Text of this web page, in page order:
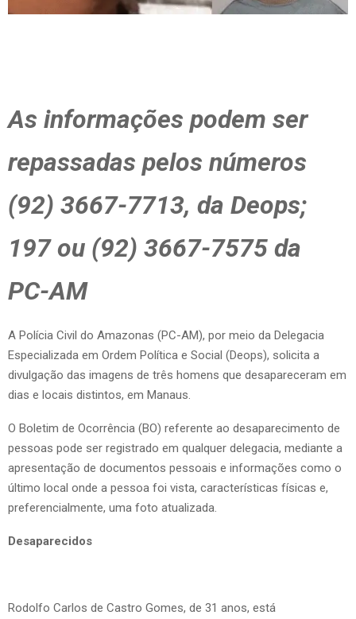
As informações podem ser
repassadas pelos números
(92) 3667-7713, da Deops;
197 ou (92) 3667-7575 da
PC-AM
A Polícia Civil do Amazonas (PC-AM), por meio da Delegacia
Especializada em Ordem Política e Social (Deops), solicita a
divulgação das imagens de três homens que desapareceram em
dias e locais distintos, em Manaus.
O Boletim de Ocorrência (BO) referente ao desaparecimento de
pessoas pode ser registrado em qualquer delegacia, mediante a
apresentação de documentos pessoais e informações como o
último local onde a pessoa foi vista, características físicas e,
preferencialmente, uma foto atualizada.
Desaparecidos
Rodolfo Carlos de Castro Gomes, de 31 anos, está